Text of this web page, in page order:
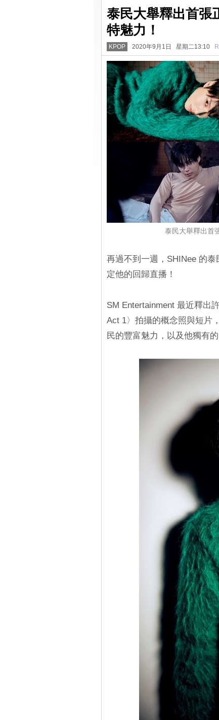
泰民大舉釋出首
特魅力！
KPOP 2020年9月1日 星期二13:10
泰民大舉釋出首
再過不到一週，SHINee 的
定他的回歸直播！
SM Entertainment 最近釋出
Act 1〉拍攝的概念照與短片
民的豐富魅力，以及他獨有的